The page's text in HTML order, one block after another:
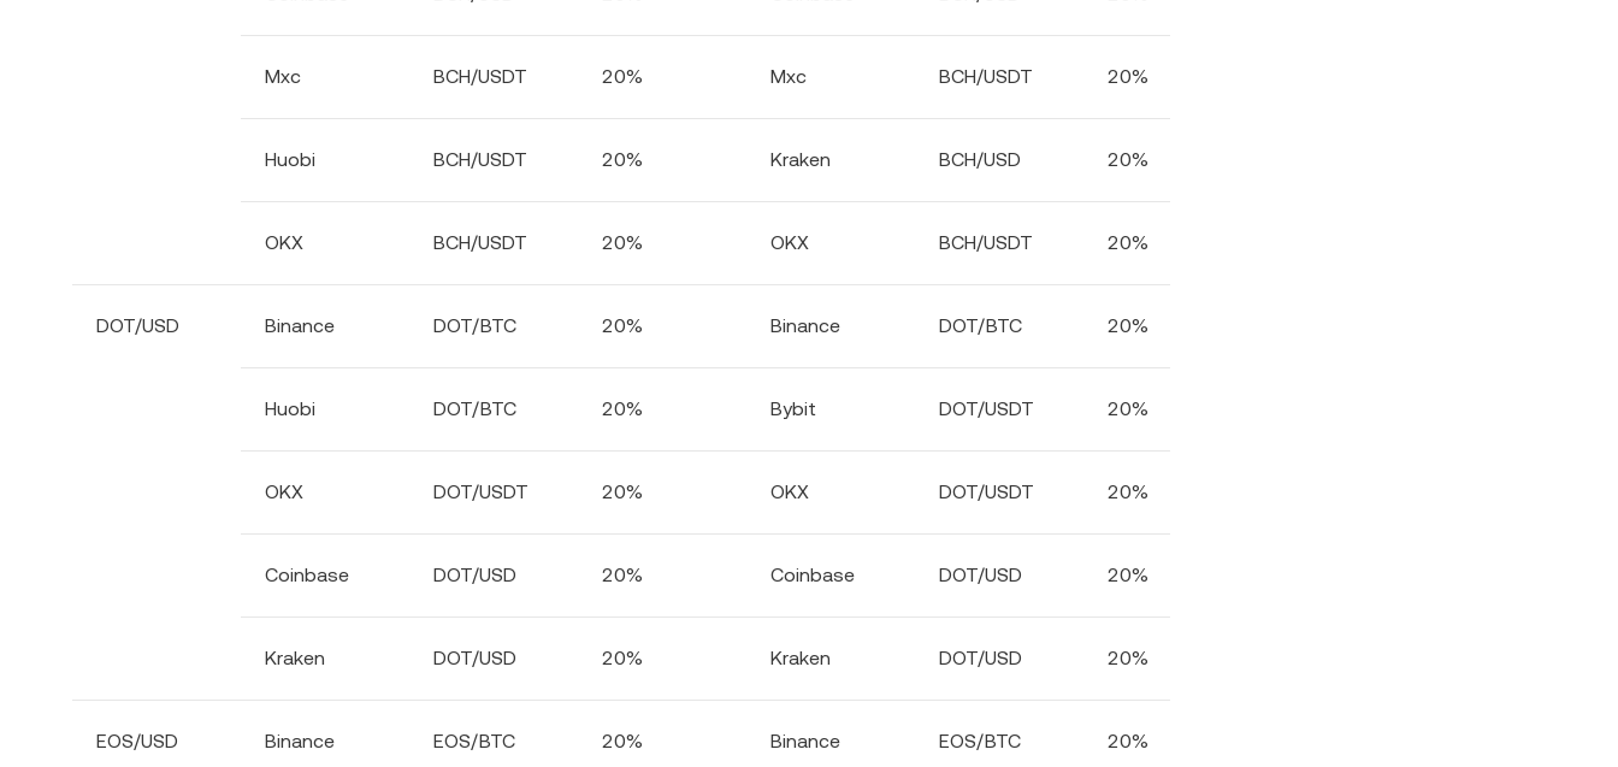
Mxc BCH/USDT 20% Mxc BCH/USDT 20%
Huobi BCH/USDT 20% Kraken BCH/USD 20%
OKX BCH/USDT 20% OKX BCH/USDT 20%
DOT/USD Binance DOT/BTC 20% Binance DOT/BTC 20%
Huobi DOT/BTC 20% Bybit DOT/USDT 20%
OKX DOT/USDT 20% OKX DOT/USDT 20%
Coinbase DOT/USD 20% Coinbase DOT/USD 20%
Kraken DOT/USD 20% Kraken DOT/USD 20%
EOS/USD Binance EOS/BTC 20% Binance EOS/BTC 20%